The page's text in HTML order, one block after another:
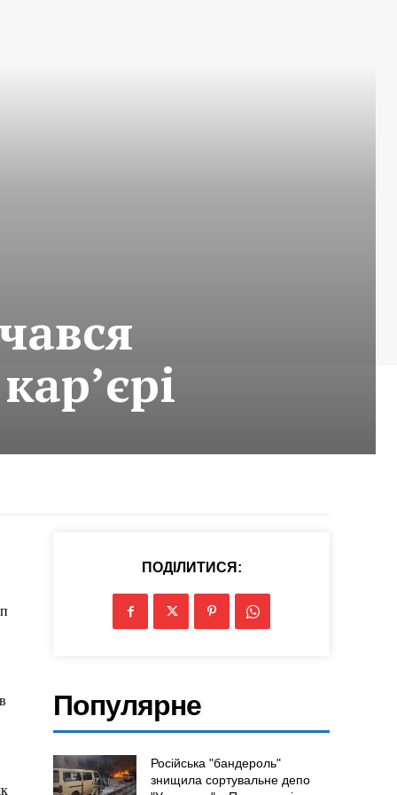
ПОДІЛИТИСЯ:
Популярне
Російська "бандероль"
знищила сортувальне депо